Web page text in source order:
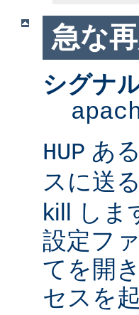
急な
シグナ
HUP あ
スに送
kill しま
設定フ
てを開
セスを